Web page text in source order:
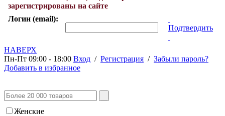
зарегистрированы на сайте
Логин (email):
Подтвердить
НАВЕРХ
Пн-Пт 09:00 - 18:00 Вход / Регистрация / Забыли пароль?
Добавить в избранное
Женские